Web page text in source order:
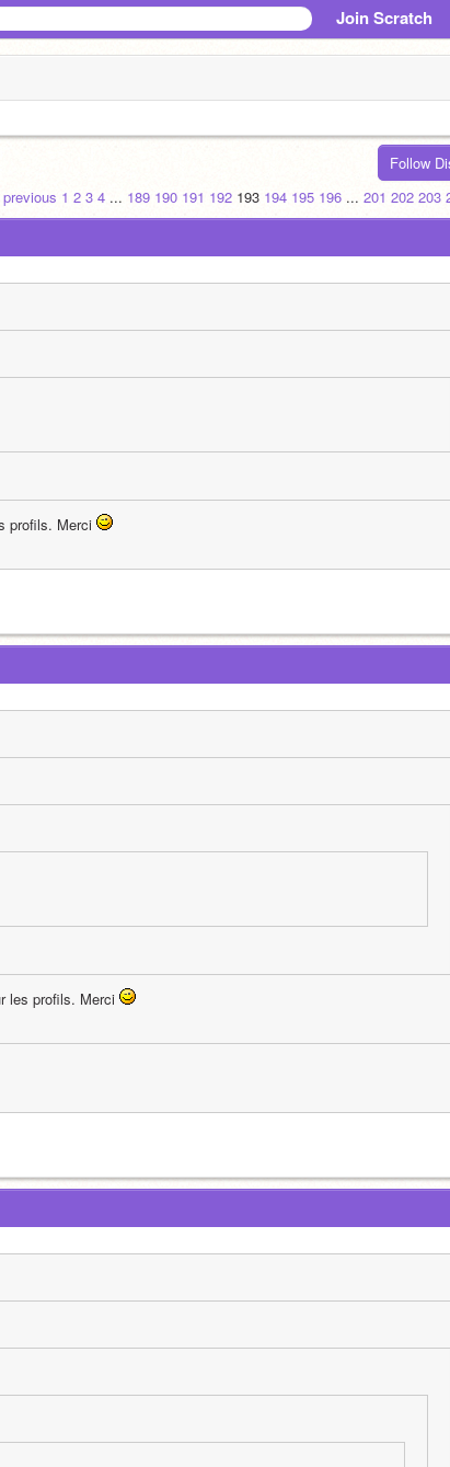
Join Scratch
Follow
previous 1 2 3 4 ... 189 190 191 192 193 194 195 196 ... 201 202 203
profils. Merci
les profils. Merci